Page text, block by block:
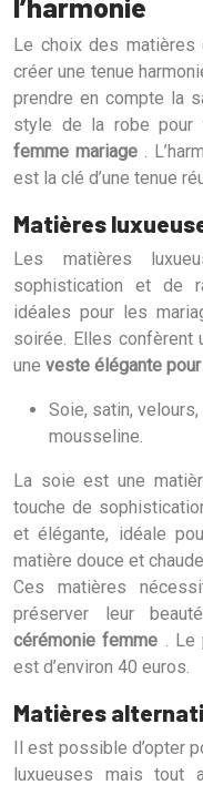
Le choix des
créer une tenue
prendre en compte la
style de la robe pour
femme mariage
.
est la clé d’une tenue
Matières
Les matières
sophistication et de
idéales pour les
soirée. Elles confèrent
une veste élégante
Soie, satin,
mousseline.
La soie est une
touche de
et élégante, idéale
matière douce et
Ces matières
préserver leur
cérémonie femme
.
est d’environ 40 euros.
Matières
Il est possible d’opter
luxueuses mais tout